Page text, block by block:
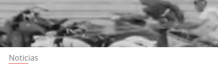
Noticias